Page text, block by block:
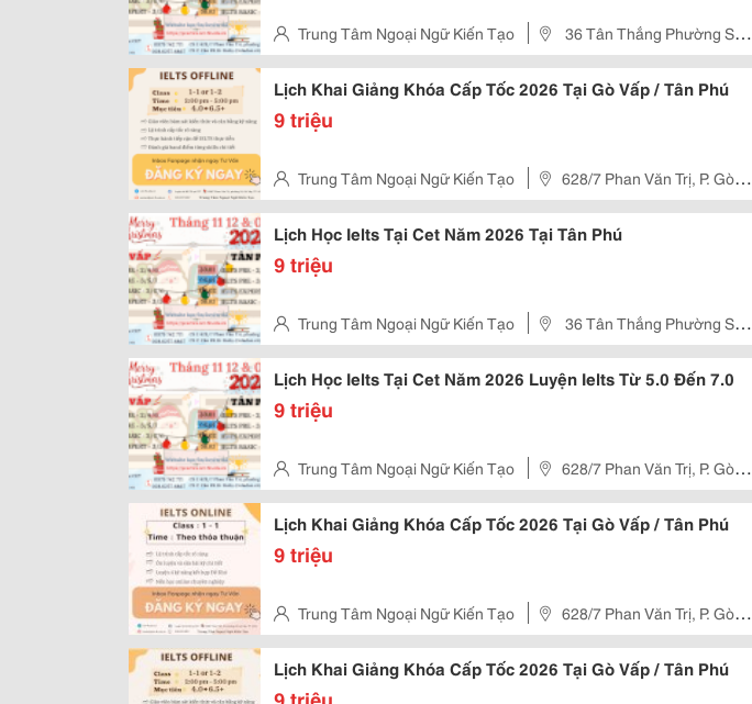
Trung Tâm Ngoại Ngữ Kiến Tạo
36 Tân Thắng Phường Sơn
Kỳ, Tân Phú
Lịch Khai Giảng Khóa Cấp Tốc 2026 Tại Gò Vấp / Tân Phú
9 triệu
Trung Tâm Ngoại Ngữ Kiến Tạo
628/7 Phan Văn Trị, P. Gò
Vấp
Lịch Học Ielts Tại Cet Năm 2026 Tại Tân Phú
9 triệu
Trung Tâm Ngoại Ngữ Kiến Tạo
36 Tân Thắng Phường Sơn
Kỳ, Tân Phú
Lịch Học Ielts Tại Cet Năm 2026 Luyện Ielts Từ 5.0 Đến 7.0
9 triệu
Trung Tâm Ngoại Ngữ Kiến Tạo
628/7 Phan Văn Trị, P. Gò
Vấp
Lịch Khai Giảng Khóa Cấp Tốc 2026 Tại Gò Vấp / Tân Phú
9 triệu
Trung Tâm Ngoại Ngữ Kiến Tạo
628/7 Phan Văn Trị, P. Gò
Vấp
Lịch Khai Giảng Khóa Cấp Tốc 2026 Tại Gò Vấp / Tân Phú